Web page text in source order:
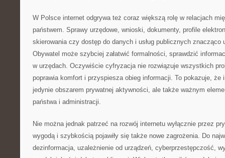
W Polsce internet odgrywa też coraz większą rolę w relacjach
państwem. Sprawy urzędowe, wnioski, dokumenty, profile
skierowania czy dostęp do danych i usług publicznych znacząco
Obywatel może szybciej załatwić formalności, sprawdzić
w urzędach. Oczywiście cyfryzacja nie rozwiązuje wszystkich
poprawia komfort i przyspiesza obieg informacji. To pokazuje, że
jedynie obszarem prywatnej aktywności, ale także ważnym
państwa i administracji.
Nie można jednak patrzeć na rozwój internetu wyłącznie przez
wygodą i szybkością pojawiły się także nowe zagrożenia. Do
dezinformacja, uzależnienie od urządzeń, cyberprzestępczość,